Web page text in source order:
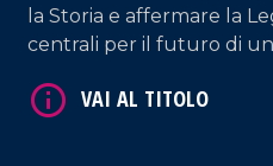
la Storia e affermare la
centrali per il futuro di
VAI AL TITOLO